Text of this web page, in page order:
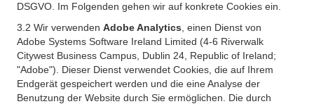
DSGVO. Im Folgenden gehen wir auf konkrete Cookies ein.
3.2 Wir verwenden Adobe Analytics , einen Dienst von
Adobe Systems Software Ireland Limited (4-6 Riverwalk
Citywest Business Campus, Dublin 24, Republic of Ireland;
"Adobe"). Dieser Dienst verwendet Cookies, die auf Ihrem
Endgerät gespeichert werden und die eine Analyse der
Benutzung der Website durch Sie ermöglichen. Die durch